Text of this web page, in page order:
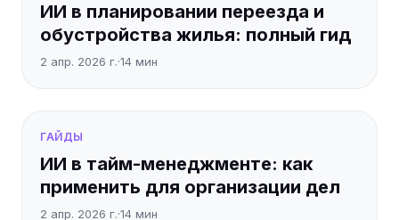
ИИ в планировании переезда и
обустройства жилья: полный гид
2 апр. 2026 г.·14 мин
ГАЙДЫ
ИИ в тайм-менеджменте: как
применить для организации дел
2 апр. 2026 г.·14 мин